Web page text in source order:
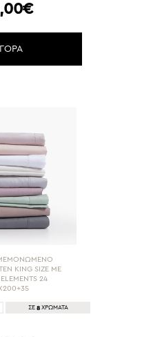
KING SIZE ΜΕ
24
ΣΕ 8 ΧΡΩΜΑΤΑ